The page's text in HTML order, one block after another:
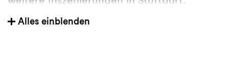
Außerdem arbeitete Christian Brey mit
Harald Schmidt auch bei dessen Late-
Alles einblenden